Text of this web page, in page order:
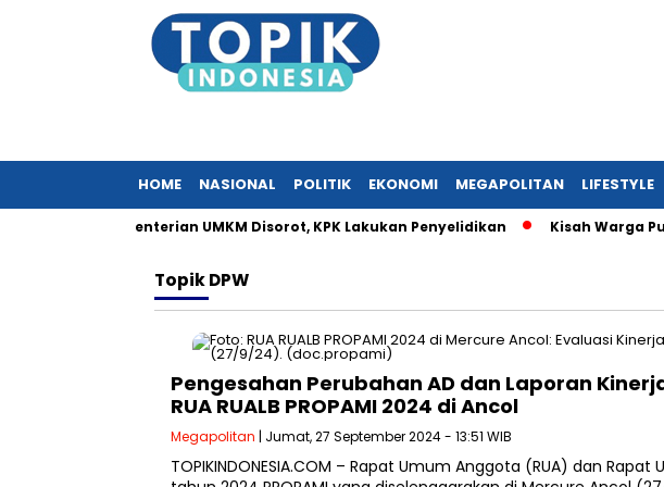
HOME NASIONAL POLITIK EKONOMI MEGAPOLITAN LIFESTYLE
Surat Kementerian UMKM Disorot, KPK Lakukan Penyelidikan Kisah Warga Puri
TopikDPW
Pengesahan Perubahan AD dan Laporan
RUA RUALB PROPAMI 2024 di Ancol
Megapolitan | Jumat, 27 September 2024 - 13:51 WIB
TOPIKINDONESIA.COM – Rapat Umum Anggota (RUA) dan Rapat